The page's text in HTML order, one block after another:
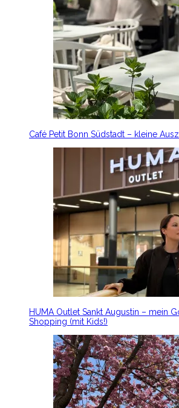
Café Petit Bonn Südstadt – kleine
HUMA Outlet Sankt Augustin – mein
Shopping (mit Kids!)